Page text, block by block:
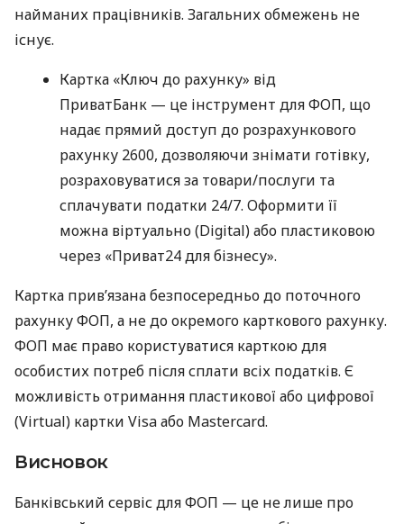
найманих працівників. Загальних обмежень не
існує.
Картка «Ключ до рахунку» від
ПриватБанк — це інструмент для ФОП, що
надає прямий доступ до розрахункового
рахунку 2600, дозволяючи знімати готівку,
розраховуватися за товари/послуги та
сплачувати податки 24/7. Оформити її
можна віртуально (Digital) або пластиковою
через «Приват24 для бізнесу».
Картка прив’язана безпосередньо до поточного
рахунку ФОП, а не до окремого карткового рахунку.
ФОП має право користуватися карткою для
особистих потреб після сплати всіх податків. Є
можливість отримання пластикової або цифрової
(Virtual) картки Visa або Mastercard.
Висновок
Банківський сервіс для ФОП — це не лише про